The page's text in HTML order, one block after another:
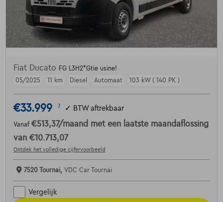
Fiat Ducato FG L3H2*Gtie usine!
05/2025
11 km Diesel Automaat 103 kW ( 140 PK )
€33.999 1 ✓ BTW aftrekbaar
Vanaf €513,37/maand met een laatste maandaflossing
van €10.713,07
Ontdek het volledige cijfervoorbeeld
7520 Tournai, VDC Car Tournai
Vergelijk